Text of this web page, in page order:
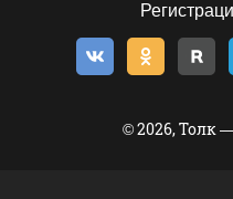
© 2026, Толк